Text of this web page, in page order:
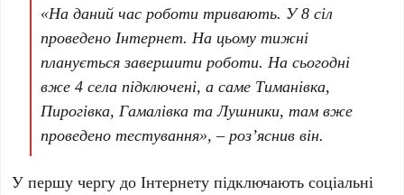
«На даний час роботи тривають. У 8 сіл
проведено Інтернет. На цьому тижні
планується завершити роботи. На сьогодні
вже 4 села підключені, а саме Тиманівка,
Пирогівка, Гамалівка та Лушники, там вже
проведено тестування», – роз’яснив він.
У першу чергу до Інтернету підключають соціальні